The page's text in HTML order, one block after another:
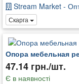
Stream Market -
Скарга
Опора мебельная
47.14 грн./шт.
Є в наявності